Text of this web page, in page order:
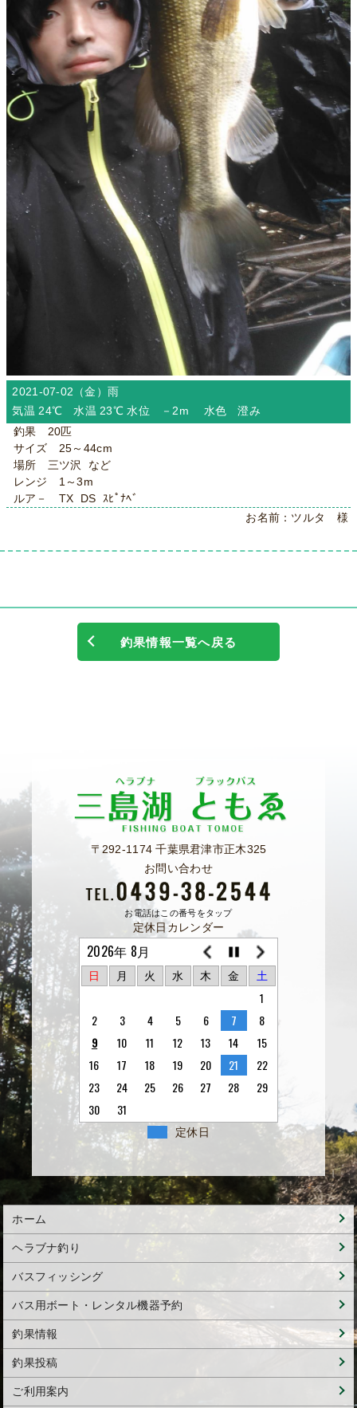
2021-07-02（金）雨
気温 24℃ 水温 23℃ 水位 －2m 水色 澄み
釣果 20匹
サイズ 25～44cm
場所 三ツ沢 など
レンジ 1～3m
ルア－ TX DS ｽﾋﾟﾅﾍﾞ
お名前：ツルタ 様
釣果情報一覧へ戻る
〒292-1174 千葉県君津市正木325
お問い合わせ
お電話はこの番号をタップ
定休日カレンダー
2026年 8月
日 月 火 水 木 金 土
1
2
3 4 5 6 7
8
9
10 11 12 13 14
15
16
17 18 19 20 21
22
23
24 25 26 27 28
29
30
31
定休日
ホーム
ヘラブナ釣り
バスフィッシング
バス用ボート・レンタル機器予約
釣果情報
釣果投稿
ご利用案内